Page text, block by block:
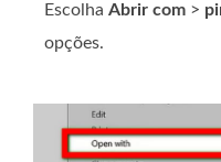
Escolha Abrir com >
opções.